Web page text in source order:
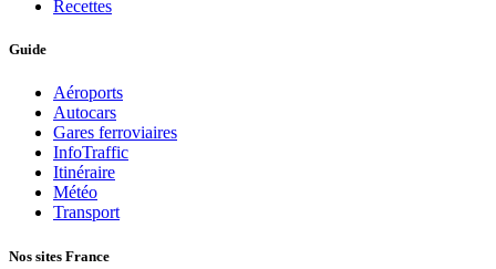
Recettes
Guide
Aéroports
Autocars
Gares ferroviaires
InfoTraffic
Itinéraire
Météo
Transport
Nos sites France